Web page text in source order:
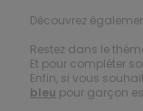
Découvrez
Restez dans le
Et pour compléter
Enfin, si vous
bleu pour garçon